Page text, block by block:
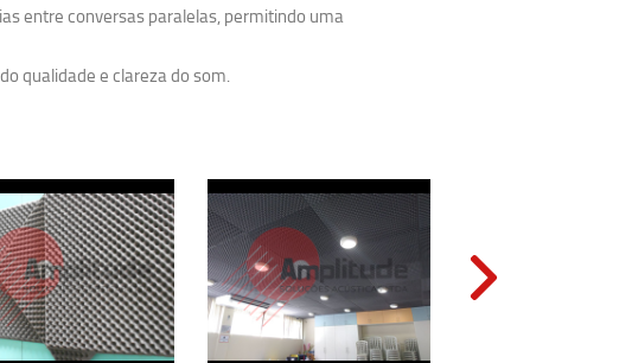
entre conversas paralelas, permitindo uma
qualidade e clareza do som.